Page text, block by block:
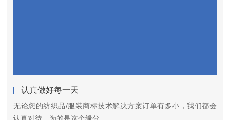
认真做好每一天
无论您的纺织品/服装商标技术解决方案订单有多小，我们都会
认真对待，为的是这个缘分。